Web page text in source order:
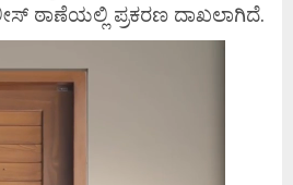
ಠಾಣೆಯಲ್ಲಿ ಪ್ರಕರಣ ದಾಖಲಾಗಿದೆ.